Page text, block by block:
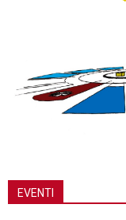
EVENTI